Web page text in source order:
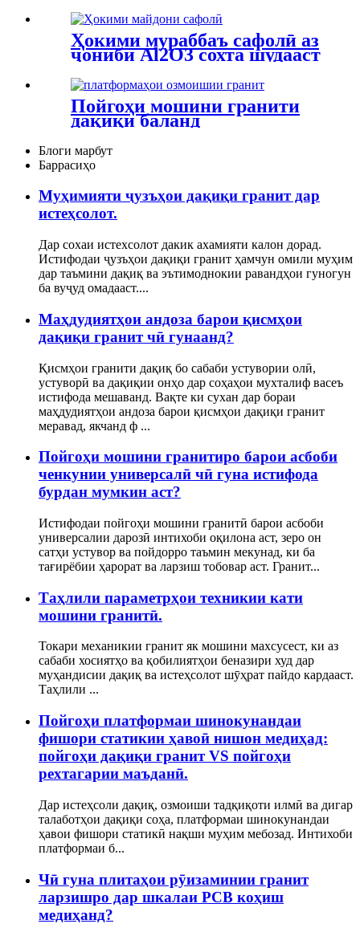
Ҳокими мураббаъ сафолӣ аз
ҷониби Al2O3 сохта шудааст
Пойгоҳи мошини гранити
дақиқи баланд
Блоги марбут
Баррасиҳо
Муҳимияти ҷузъҳои дақиқи гранит дар
истеҳсолот.
Дар сохаи истехсолот дакик ахамияти калон дорад.
Истифодаи ҷузъҳои дақиқи гранит ҳамчун омили муҳим
дар таъмини дақиқ ва эътимоднокии равандҳои гуногун
ба вуҷуд омадааст....
Маҳдудиятҳои андоза барои қисмҳои
дақиқи гранит чӣ гунаанд?
Қисмҳои гранити дақиқ бо сабаби устувории олӣ,
устуворӣ ва дақиқии онҳо дар соҳаҳои мухталиф васеъ
истифода мешаванд. Вақте ки сухан дар бораи
маҳдудиятҳои андоза барои қисмҳои дақиқи гранит
меравад, якчанд ф ...
Пойгоҳи мошини гранитиро барои асбоби
ченкунии универсалӣ чӣ гуна истифода
бурдан мумкин аст?
Истифодаи пойгоҳи мошини гранитӣ барои асбоби
универсалии дарозӣ интихоби оқилона аст, зеро он
сатҳи устувор ва пойдорро таъмин мекунад, ки ба
тағирёбии ҳарорат ва ларзиш тобовар аст. Гранит...
Таҳлили параметрҳои техникии кати
мошини гранитӣ.
Токари механикии гранит як мошини махсусест, ки аз
сабаби хосиятҳо ва қобилиятҳои беназири худ дар
муҳандисии дақиқ ва истеҳсолот шӯҳрат пайдо кардааст.
Таҳлили ...
Пойгоҳи платформаи шинокунандаи
фишори статикии ҳавоӣ нишон медиҳад:
пойгоҳи дақиқи гранит VS пойгоҳи
рехтагарии маъданӣ.
Дар истеҳсоли дақиқ, озмоиши тадқиқоти илмӣ ва дигар
талаботҳои дақиқи соҳа, платформаи шинокунандаи
ҳавои фишори статикӣ нақши муҳим мебозад. Интихоби
платформаи б...
Чӣ гуна плитаҳои рӯизаминии гранит
ларзишро дар шкалаи PCB коҳиш
медиҳанд?